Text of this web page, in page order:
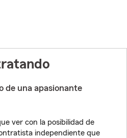
de una apasionante
ver con la posibilidad de
independiente que